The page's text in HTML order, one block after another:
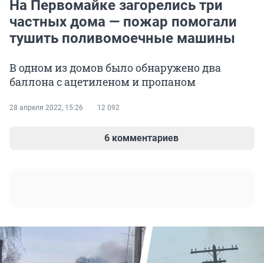
На Первомайке загорелись три
частных дома — пожар помогали
тушить поливомоечные машины
В одном из домов было обнаружено два
баллона с ацетиленом и пропаном
28 апреля 2022, 15:26 12 092
6 комментариев